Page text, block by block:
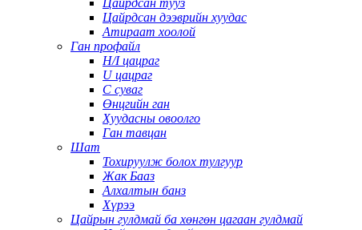
Цайрдсан тууз
Цайрдсан дээврийн хуудас
Атираат хоолой
Ган профайл
H/I цацраг
U цацраг
C суваг
Өнцгийн ган
Хуудасны овоолго
Ган тавцан
Шат
Тохируулж болох тулгуур
Жак Бааз
Алхалтын банз
Хүрээ
Цайрын гулдмай ба хөнгөн цагаан гулдмай